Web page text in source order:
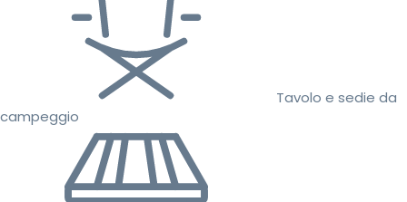
Tavolo e sedie da
campeggio